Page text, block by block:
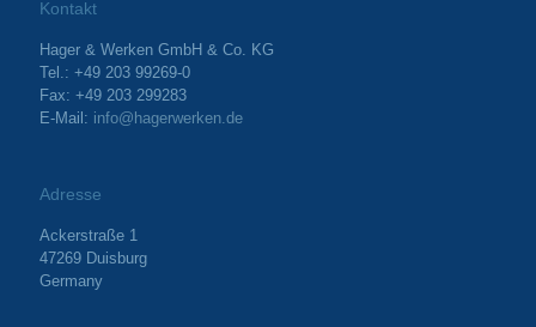
Kontakt
Hager & Werken GmbH & Co. KG
Tel.: +49 203 99269-0
Fax: +49 203 299283
E-Mail: info@hagerwerken.de
Adresse
Ackerstraße 1
47269 Duisburg
Germany